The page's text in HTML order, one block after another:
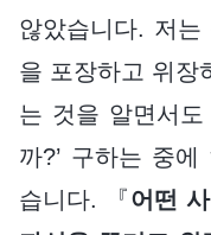
않았습니다. 저는
을 포장하고 위장
는 것을 알면서
까?’ 구하는 중
습니다. 『어떤